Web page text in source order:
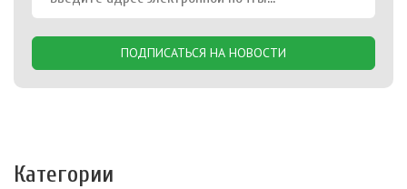
ПОДПИСАТЬСЯ НА НОВОСТИ
Категории